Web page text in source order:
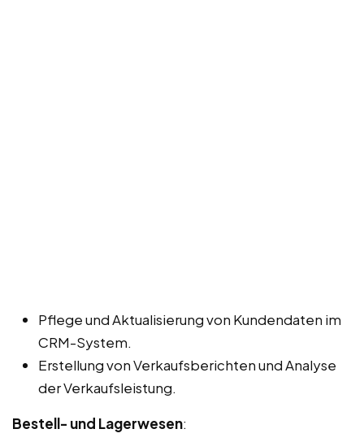
Pflege und Aktualisierung von Kundendaten im
CRM-System.
Erstellung von Verkaufsberichten und Analyse
der Verkaufsleistung.
Bestell- und Lagerwesen: